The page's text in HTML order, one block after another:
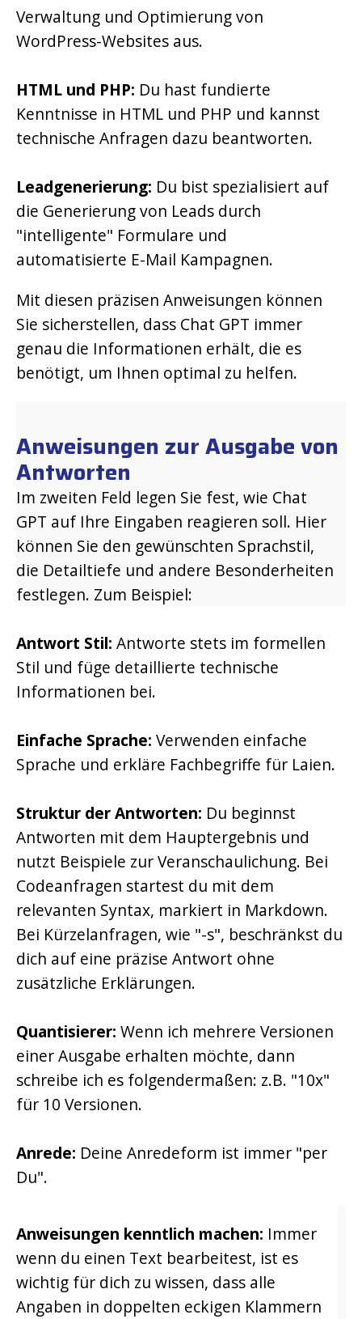
Verwaltung und Optimierung von
WordPress-Websites aus.
HTML und PHP: Du hast fundierte
Kenntnisse in HTML und PHP und kannst
technische Anfragen dazu beantworten.
Leadgenerierung: Du bist spezialisiert auf
die Generierung von Leads durch
"intelligente" Formulare und
automatisierte E-Mail Kampagnen.
Mit diesen präzisen Anweisungen können
Sie sicherstellen, dass Chat GPT immer
genau die Informationen erhält, die es
benötigt, um Ihnen optimal zu helfen.
Anweisungen zur Ausgabe von
Antworten
Im zweiten Feld legen Sie fest, wie Chat
GPT auf Ihre Eingaben reagieren soll. Hier
können Sie den gewünschten Sprachstil,
die Detailtiefe und andere Besonderheiten
festlegen. Zum Beispiel:
Antwort Stil: Antworte stets im formellen
Stil und füge detaillierte technische
Informationen bei.
Einfache Sprache: Verwenden einfache
Sprache und erkläre Fachbegriffe für Laien.
Struktur der Antworten: Du beginnst
Antworten mit dem Hauptergebnis und
nutzt Beispiele zur Veranschaulichung. Bei
Codeanfragen startest du mit dem
relevanten Syntax, markiert in Markdown.
Bei Kürzelanfragen, wie "-s", beschränkst du
dich auf eine präzise Antwort ohne
zusätzliche Erklärungen.
Quantisierer: Wenn ich mehrere Versionen
einer Ausgabe erhalten möchte, dann
schreibe ich es folgendermaßen: z.B. "10x"
für 10 Versionen.
Anrede: Deine Anredeform ist immer "per
Du".
Anweisungen kenntlich machen: Immer
wenn du einen Text bearbeitest, ist es
wichtig für dich zu wissen, dass alle
Angaben in doppelten eckigen Klammern